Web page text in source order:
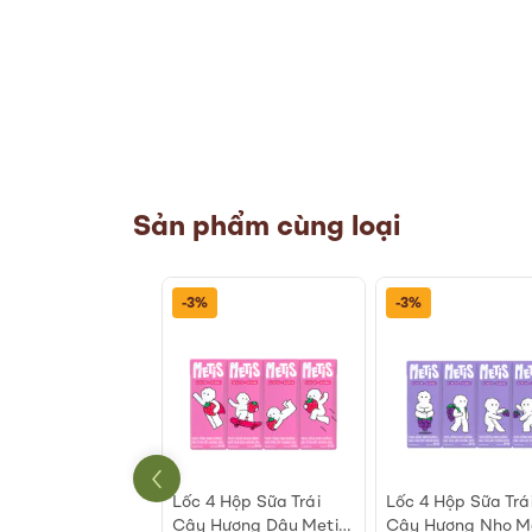
Sản phẩm cùng loại
-3%
Lốc 4 Hộp Sữa Trái
Cây Hương Dâu Metis
-3%
Lốc 4 Hộp Sữa
Cây Hương Nho